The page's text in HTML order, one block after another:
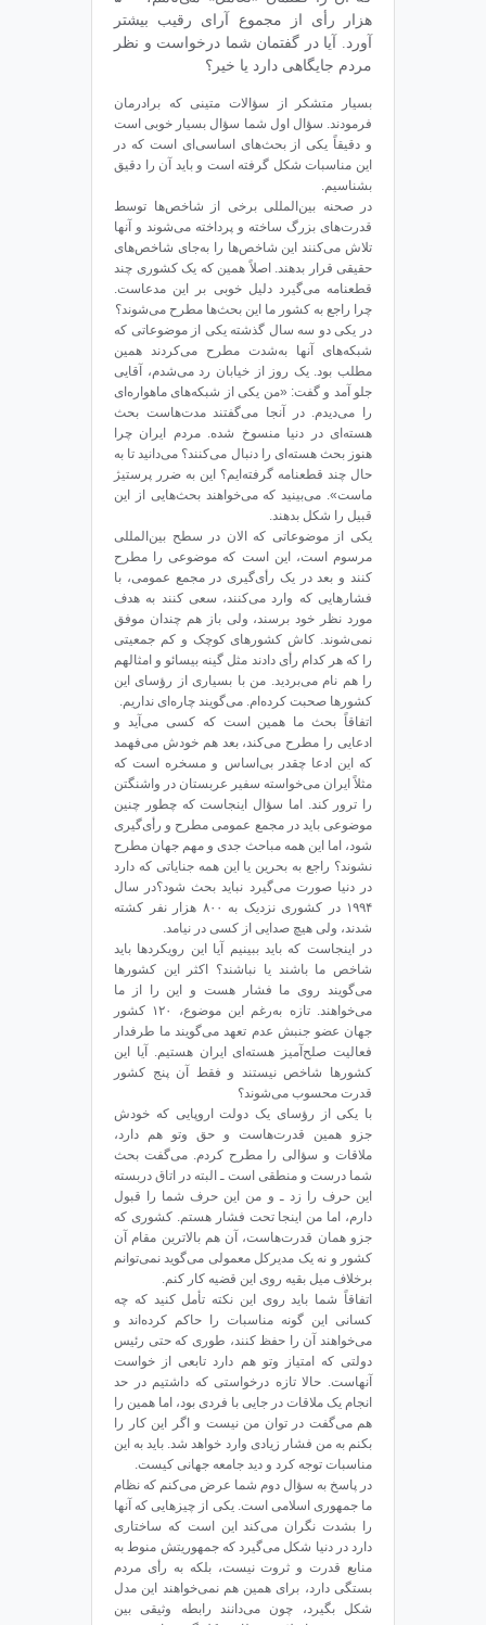
هزار رأی از مجموع آرای رقیب بیشتر
آورد. آیا در گفتمان شما درخواست و نظر
مردم جایگاهی دارد یا خیر؟
بسیار متشکر از سؤالات متینی که برادرمان
فرمودند. سؤال اول شما سؤال بسیار خوبی است
و دقیقاً یکی از بحث‌های اساسی‌ای است که در
این مناسبات شکل گرفته است و باید آن را دقیق
بشناسیم.
در صحنه بین‌المللی برخی از شاخص‌ها توسط
قدرت‌های بزرگ ساخته و پرداخته می‌شوند و آنها
تلاش می‌کنند این شاخص‌ها را به‌جای شاخص‌های
حقیقی قرار بدهند. اصلاً همین که یک کشوری چند
قطعنامه می‌گیرد دلیل خوبی بر این مدعاست.
چرا راجع به کشور ما این بحث‌ها مطرح می‌شوند؟
در یکی دو سه سال گذشته یکی از موضوعاتی که
شبکه‌های آنها به‌شدت مطرح می‌کردند همین
مطلب بود. یک روز از خیابان رد می‌شدم، آقایی
جلو آمد و گفت: «من یکی از شبکه‌های ماهواره‌ای
را می‌دیدم. در آنجا می‌گفتند مدت‌هاست بحث
هسته‌ای در دنیا منسوخ شده. مردم ایران چرا
هنوز بحث هسته‌ای را دنبال می‌کنند؟ می‌دانید تا به
حال چند قطعنامه گرفته‌ایم؟ این به ضرر پرستیژ
ماست». می‌بینید که می‌خواهند بحث‌هایی از این
قبیل را شکل بدهند.
یکی از موضوعاتی که الان در سطح بین‌المللی
مرسوم است، این است که موضوعی را مطرح
کنند و بعد در یک رأی‌گیری در مجمع عمومی، با
فشارهایی که وارد می‌کنند، سعی کنند به هدف
مورد نظر خود برسند، ولی باز هم چندان موفق
نمی‌شوند. کاش کشورهای کوچک و کم جمعیتی
را که هر کدام رأی دادند مثل گینه بیسائو و امثالهم
را هم نام می‌بردید. من با بسیاری از رؤسای این
کشورها صحبت کرده‌ام. می‌گویند چاره‌ای نداریم.
اتفاقاً بحث ما همین است که کسی می‌آید و
ادعایی را مطرح می‌کند، بعد هم خودش می‌فهمد
که این ادعا چقدر بی‌اساس و مسخره است که
مثلاً ایران می‌خواسته سفیر عربستان در واشنگتن
را ترور کند. اما سؤال اینجاست که چطور چنین
موضوعی باید در مجمع عمومی مطرح و رأی‌گیری
شود، اما این همه مباحث جدی و مهم جهان مطرح
نشوند؟ راجع به بحرین یا این همه جنایاتی که دارد
در دنیا صورت می‌گیرد نباید بحث شود؟در سال
۱۹۹۴ در کشوری نزدیک به ۸۰۰ هزار نفر کشته
شدند، ولی هیچ صدایی از کسی در نیامد.
در اینجاست که باید ببینیم آیا این رویکردها باید
شاخص ما باشند یا نباشند؟ اکثر این کشورها
می‌گویند روی ما فشار هست و این را از ما
می‌خواهند. تازه به‌رغم این موضوع، ۱۲۰ کشور
جهان عضو جنبش عدم تعهد می‌گویند ما طرفدار
فعالیت صلح‌آمیز هسته‌ای ایران هستیم. آیا این
کشورها شاخص نیستند و فقط آن پنج کشور
قدرت محسوب می‌شوند؟
با یکی از رؤسای یک دولت اروپایی که خودش
جزو همین قدرت‌هاست و حق وتو هم دارد،
ملاقات و سؤالی را مطرح کردم. می‌گفت بحث
شما درست و منطقی است ـ البته در اتاق دربسته
این حرف را زد ـ و من این حرف شما را قبول
دارم، اما من اینجا تحت فشار هستم. کشوری که
جزو همان قدرت‌هاست، آن هم بالاترین مقام آن
کشور و نه یک مدیرکل معمولی می‌گوید نمی‌توانم
برخلاف میل بقیه روی این قضیه کار کنم.
اتفاقاً شما باید روی این نکته تأمل کنید که چه
کسانی این گونه مناسبات را حاکم کرده‌اند و
می‌خواهند آن را حفظ کنند، طوری که حتی رئیس
دولتی که امتیاز وتو هم دارد تابعی از خواست
آنهاست. حالا تازه درخواستی که داشتیم در حد
انجام یک ملاقات در جایی با فردی بود، اما همین را
هم می‌گفت در توان من نیست و اگر این کار را
بکنم به من فشار زیادی وارد خواهد شد. باید به این
مناسبات توجه کرد و دید جامعه جهانی کیست.
در پاسخ به سؤال دوم شما عرض می‌کنم که نظام
ما جمهوری اسلامی است. یکی از چیزهایی که آنها
را بشدت نگران می‌کند این است که ساختاری
دارد در دنیا شکل می‌گیرد که جمهوریتش منوط به
منابع قدرت و ثروت نیست، بلکه به رأی مردم
بستگی دارد، برای همین هم نمی‌خواهند این مدل
شکل بگیرد، چون می‌دانند رابطه وثیقی بین